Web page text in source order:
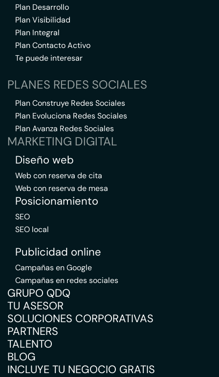
Plan Desarrollo
Plan Visibilidad
Plan Integral
Plan Contacto Activo
Te puede interesar
PLANES REDES SOCIALES
Plan Construye Redes Sociales
Plan Evoluciona Redes Sociales
Plan Avanza Redes Sociales
MARKETING DIGITAL
Diseño web
Web con reserva de cita
Web con reserva de mesa
Posicionamiento
SEO
SEO local
Publicidad online
Campañas en Google
Campañas en redes sociales
GRUPO QDQ
TU ASESOR
SOLUCIONES CORPORATIVAS
PARTNERS
TALENTO
BLOG
INCLUYE TU NEGOCIO GRATIS